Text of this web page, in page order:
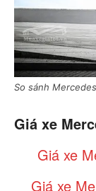
So sánh
Giá xe
Giá xe
Giá xe